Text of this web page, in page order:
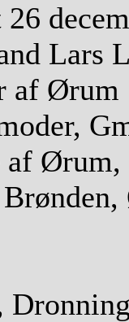
Lars
af Ørum
af